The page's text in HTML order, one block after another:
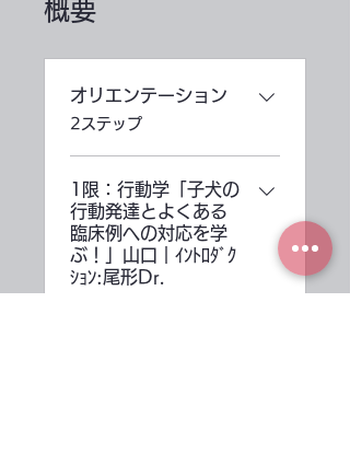
概要
オリエンテーション
.2ステップ
1限：行動学「子犬の
行動発達とよくある
臨床例への対応を学
ぶ！」山口｜ｲﾝﾄﾛﾀﾞｸ
ｼｮﾝ:尾形Dr.